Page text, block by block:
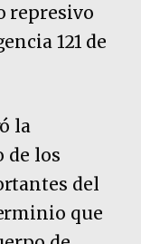
represivo
121 de
la
de los
del
que